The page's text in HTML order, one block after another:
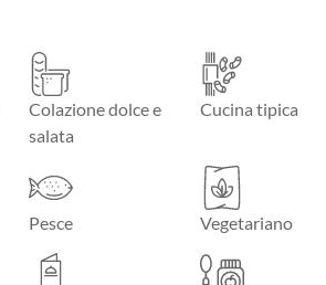
Colazione dolce e
salata
Cucina tipica
Pesce Vegetariano